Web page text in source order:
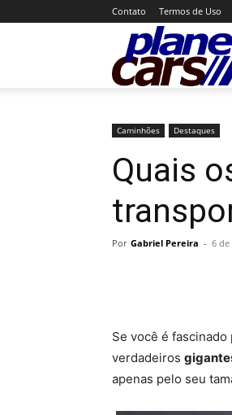
Contato Termos de Uso
Caminhões Destaques
Quais
Por Gabriel Pereira - 6 de
Se você é
verdadeiros
apenas pelo seu